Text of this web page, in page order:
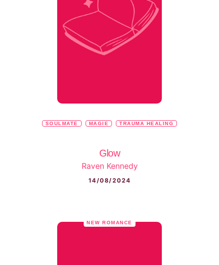
SOULMATE MAGIE TRAUMA HEALING
Glow
Raven Kennedy
14/08/2024
NEW ROMANCE